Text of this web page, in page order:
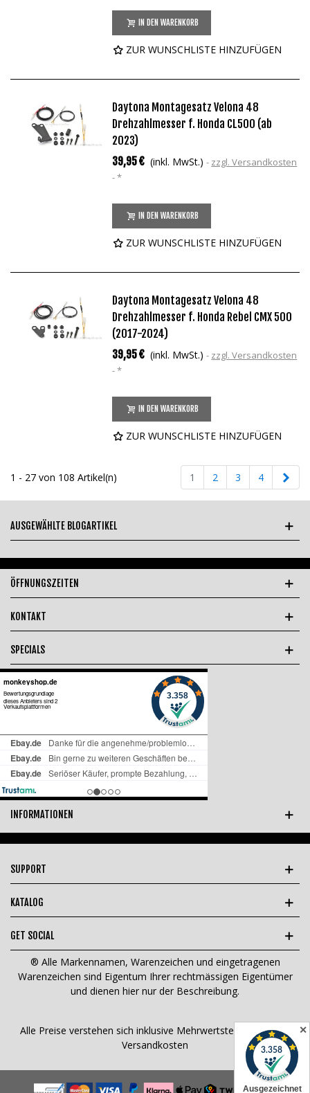
IN DEN WARENKORB
ZUR WUNSCHLISTE HINZUFÜGEN
Daytona Montagesatz Velona 48
Drehzahlmesser f. Honda CL500 (ab
2023)
39,95 € (inkl. MwSt.)
zzgl. Versandkosten
*
IN DEN WARENKORB
ZUR WUNSCHLISTE HINZUFÜGEN
Daytona Montagesatz Velona 48
Drehzahlmesser f. Honda Rebel CMX 500
(2017-2024)
39,95 € (inkl. MwSt.)
zzgl. Versandkosten
*
IN DEN WARENKORB
ZUR WUNSCHLISTE HINZUFÜGEN
1 - 27 von 108 Artikel(n) 1 2 3 4
AUSGEWÄHLTE BLOGARTIKEL
ÖFFNUNGSZEITEN
KONTAKT
SPECIALS
✕
INFORMATIONEN
SUPPORT
KATALOG
GET SOCIAL
® Alle Markennamen, Warenzeichen und eingetragenen
Warenzeichen sind Eigentum Ihrer rechtmässigen Eigentümer
und dienen hier nur der Beschreibung.
Alle Preise verstehen sich inklusive Mehrwertsteuer undzzgl.
Versandkosten